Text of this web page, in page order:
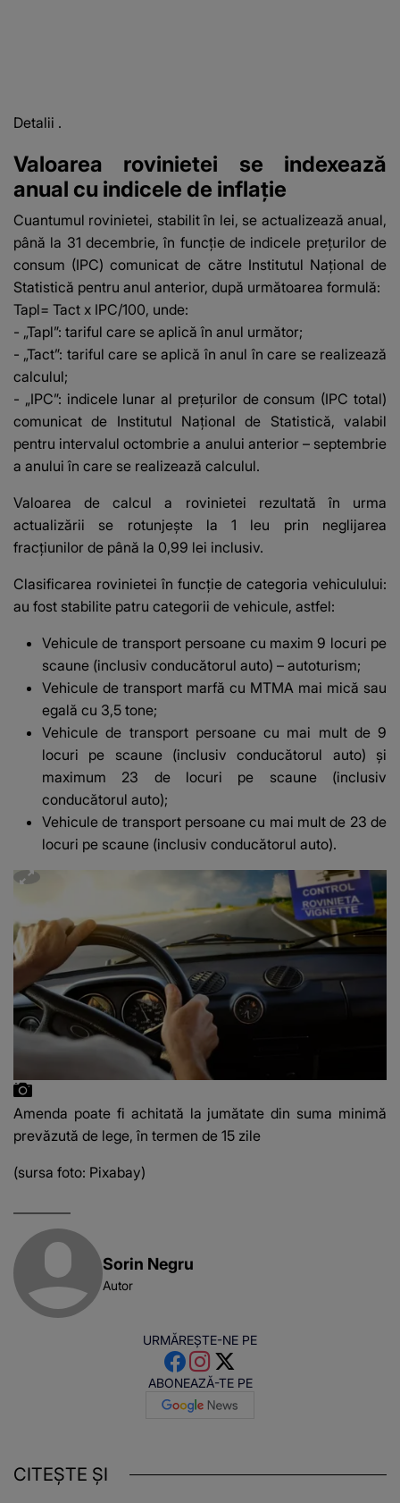
Detalii .
Valoarea rovinietei se indexează
anual cu indicele de inflație
Cuantumul rovinietei, stabilit în lei, se actualizează anual,
până la 31 decembrie, în funcţie de indicele preţurilor de
consum (IPC) comunicat de către Institutul Naţional de
Statistică pentru anul anterior, după următoarea formulă:
Tapl= Tact x IPC/100, unde:
- „Tapl”: tariful care se aplică în anul următor;
- „Tact”: tariful care se aplică în anul în care se realizează
calculul;
- „IPC”: indicele lunar al prețurilor de consum (IPC total)
comunicat de Institutul Național de Statistică, valabil
pentru intervalul octombrie a anului anterior – septembrie
a anului în care se realizează calculul.
Valoarea de calcul a rovinietei rezultată în urma
actualizării se rotunjește la 1 leu prin neglijarea
fracțiunilor de până la 0,99 lei inclusiv.
Clasificarea rovinietei în funcție de categoria vehiculului:
au fost stabilite patru categorii de vehicule, astfel:
Vehicule de transport persoane cu maxim 9 locuri pe
scaune (inclusiv conducătorul auto) – autoturism;
Vehicule de transport marfă cu MTMA mai mică sau
egală cu 3,5 tone;
Vehicule de transport persoane cu mai mult de 9
locuri pe scaune (inclusiv conducătorul auto) şi
maximum 23 de locuri pe scaune (inclusiv
conducătorul auto);
Vehicule de transport persoane cu mai mult de 23 de
locuri pe scaune (inclusiv conducătorul auto).
Amenda poate fi achitată la jumătate din suma minimă
prevăzută de lege, în termen de 15 zile
(sursa foto: Pixabay)
Sorin Negru
Autor
URMĂREȘTE-NE PE
ABONEAZĂ-TE PE
CITEȘTE ȘI